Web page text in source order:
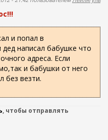
и попал в
написал бабушке что
адреса. Если
и бабушки от него
без везти.
, чтобы отправлять